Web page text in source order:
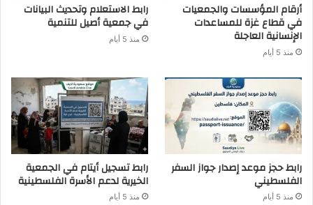
أرقام المؤسسات والجمعيات
في قطاع غزة للمساعدات
الإنسانية العاجلة
منذ 5 أيام
رابط الاستعلام وتحديث البيانات
في جمعية أصيل للتنمية
منذ 5 أيام
رابط حجز موعد إصدار جواز السفر
الفلسطيني
منذ 5 أيام
رابط تسجيل أيتام في الجمعية
الخيرية لدعم الأسرة الفلسطينية
منذ 5 أيام